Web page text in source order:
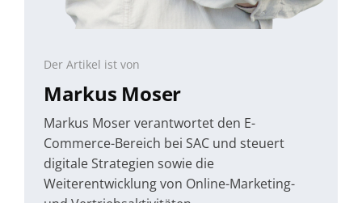
Der Artikel ist von
Markus Moser
Markus Moser verantwortet den E-
Commerce-Bereich bei SAC und steuert
digitale Strategien sowie die
Weiterentwicklung von Online-Marketing-